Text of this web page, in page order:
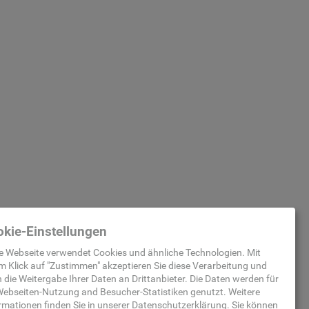
Einstellungen
Webseite verwendet Cookies und ähnliche Technologien. Mit
Klick auf "Zustimmen" akzeptieren Sie diese Verarbeitung und
die Weitergabe Ihrer Daten an Drittanbieter. Die Daten werden für
Nutzung and Besucher-Statistiken genutzt. Weitere
finden Sie in unserer Datenschutzerklärung. Sie können